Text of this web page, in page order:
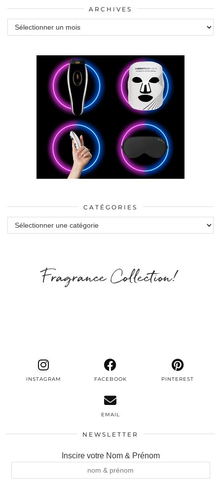
ARCHIVES
Archives
CATÉGORIES
Catégories
Fragrance Collection!
INSTAGRAM FACEBOOK PINTEREST
EMAIL
NEWSLETTER
Inscire votre Nom & Prénom